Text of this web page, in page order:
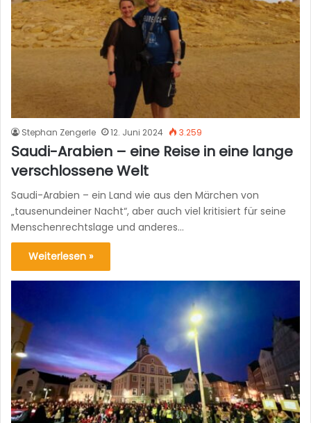
Stephan Zengerle 12. Juni 2024 3.259
Saudi-Arabien – eine Reise in eine lange
verschlossene Welt
Saudi-Arabien – ein Land wie aus den Märchen von
„tausenundeiner Nacht“, aber auch viel kritisiert für seine
Menschenrechtslage und anderes…
Weiterlesen »